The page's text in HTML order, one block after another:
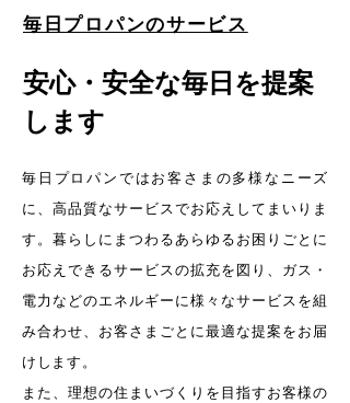
毎日プロパンではお客さまの多様なニーズ
に、高品質なサービスでお応えしてまいりま
す。暮らしにまつわるあらゆるお困りごとに
お応えできるサービスの拡充を図り、ガス・
電力などのエネルギーに様々なサービスを組
み合わせ、お客さまごとに最適な提案をお届
けします。
また、理想の住まいづくりを目指すお客様の
毎日プロパンのサービス
​安心・安全な毎日を提案
します